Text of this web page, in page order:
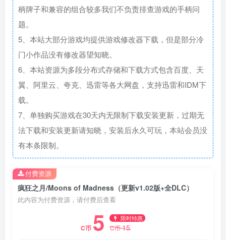
柄牌子和兼容的组合较多我们不负责排查游戏的手柄问
题。
5、本站大部分游戏均提供游戏修改器下载，但是部分冷
门小作品没有修改器望知晓。
6、本站资源为多段分布式存储和下载方式包含百度、天
翼、阿里云、夸克、迅雷等各大网盘，支持迅雷和IDM下
载。
7、单独购买游戏在30天内无限制下载安装更新，过期无
法下载和安装更新请知晓，安装后永久可玩，本站会员没
有本条限制。
疯狂之月/Moons of Madness（更新v1.02版+全DLC）
此内容为付费资源，请付费后查看
C币 5 限时特惠
C币15
付费资源